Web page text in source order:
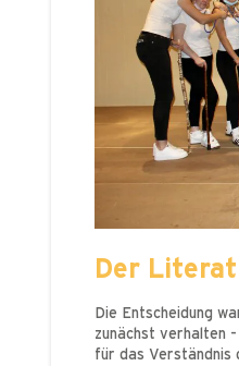
Der
Die Entscheidung
zunächst verhalten
für das Verständnis